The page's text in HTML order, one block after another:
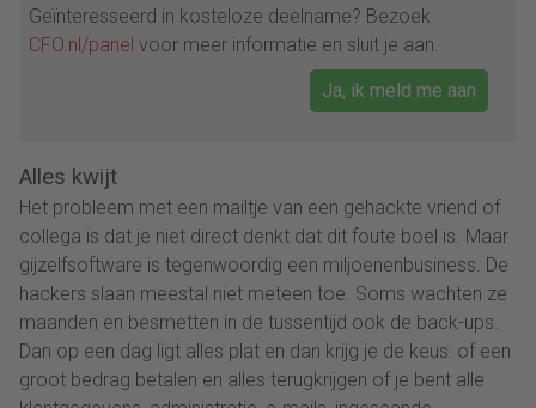
Geïnteresseerd in kosteloze deelname? Bezoek
CFO.nl/panel voor meer informatie en sluit je aan.
Ja, ik meld me aan
Alles kwijt
Het probleem met een mailtje van een gehackte vriend of
collega is dat je niet direct denkt dat dit foute boel is. Maar
gijzelfsoftware is tegenwoordig een miljoenenbusiness. De
hackers slaan meestal niet meteen toe. Soms wachten ze
maanden en besmetten in de tussentijd ook de back-ups.
Dan op een dag ligt alles plat en dan krijg je de keus: of een
groot bedrag betalen en alles terugkrijgen of je bent alle